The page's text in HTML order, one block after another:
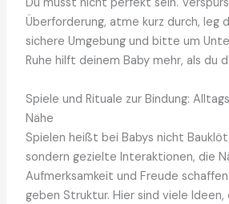
Überforderung, atme kurz durch, leg
sichere Umgebung und bitte um
Ruhe hilft deinem Baby mehr, als du
Spiele und Rituale zur Bindung:
Nähe
Spielen heißt bei Babys nicht
sondern gezielte Interaktionen, die
Aufmerksamkeit und Freude
geben Struktur. Hier sind viele